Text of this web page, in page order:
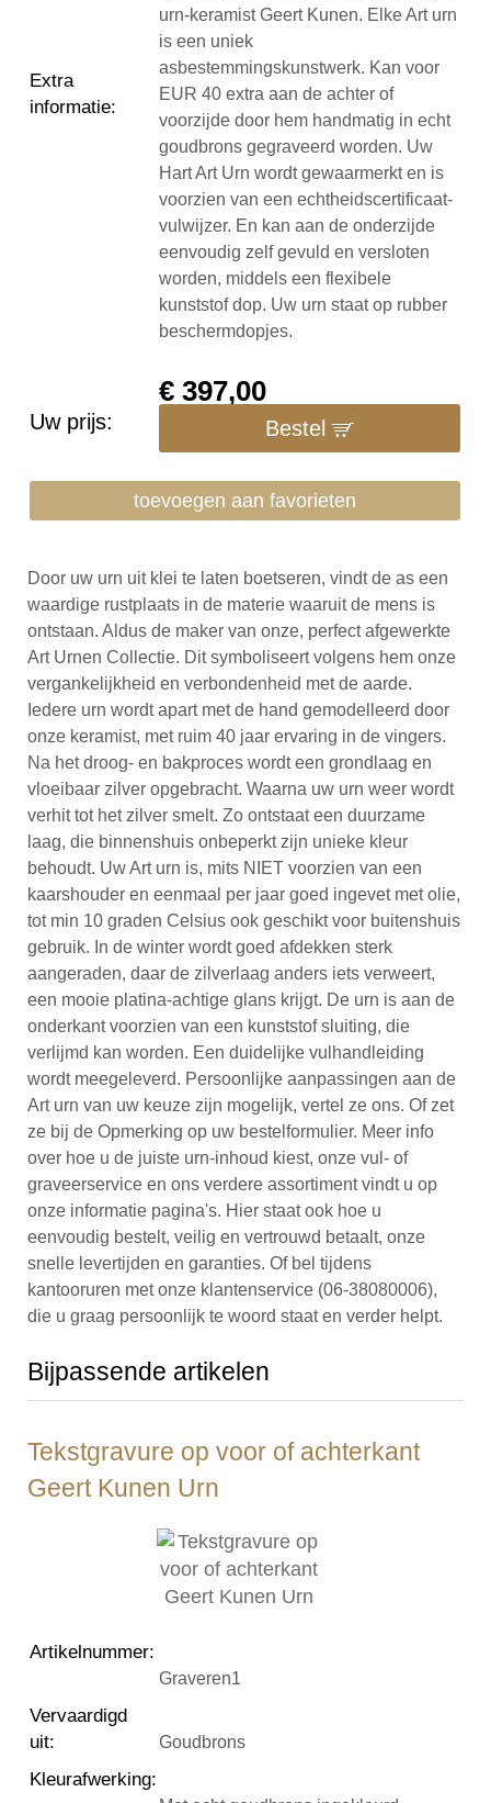
Extra
informatie:
urn-keramist Geert Kunen. Elke Art urn
is een uniek
asbestemmingskunstwerk. Kan voor
EUR 40 extra aan de achter of
voorzijde door hem handmatig in echt
goudbrons gegraveerd worden. Uw
Hart Art Urn wordt gewaarmerkt en is
voorzien van een echtheidscertificaat-
vulwijzer. En kan aan de onderzijde
eenvoudig zelf gevuld en versloten
worden, middels een flexibele
kunststof dop. Uw urn staat op rubber
beschermdopjes.
Uw prijs:
€397,00
Bestel
toevoegen aan favorieten
Door uw urn uit klei te laten boetseren, vindt de as een
waardige rustplaats in de materie waaruit de mens is
ontstaan. Aldus de maker van onze, perfect afgewerkte
Art Urnen Collectie. Dit symboliseert volgens hem onze
vergankelijkheid en verbondenheid met de aarde.
Iedere urn wordt apart met de hand gemodelleerd door
onze keramist, met ruim 40 jaar ervaring in de vingers.
Na het droog- en bakproces wordt een grondlaag en
vloeibaar zilver opgebracht. Waarna uw urn weer wordt
verhit tot het zilver smelt. Zo ontstaat een duurzame
laag, die binnenshuis onbeperkt zijn unieke kleur
behoudt. Uw Art urn is, mits NIET voorzien van een
kaarshouder en eenmaal per jaar goed ingevet met olie,
tot min 10 graden Celsius ook geschikt voor buitenshuis
gebruik. In de winter wordt goed afdekken sterk
aangeraden, daar de zilverlaag anders iets verweert,
een mooie platina-achtige glans krijgt. De urn is aan de
onderkant voorzien van een kunststof sluiting, die
verlijmd kan worden. Een duidelijke vulhandleiding
wordt meegeleverd. Persoonlijke aanpassingen aan de
Art urn van uw keuze zijn mogelijk, vertel ze ons. Of zet
ze bij de Opmerking op uw bestelformulier. Meer info
over hoe u de juiste urn-inhoud kiest, onze vul- of
graveerservice en ons verdere assortiment vindt u op
onze informatie pagina's. Hier staat ook hoe u
eenvoudig bestelt, veilig en vertrouwd betaalt, onze
snelle levertijden en garanties. Of bel tijdens
kantooruren met onze klantenservice (06-38080006),
die u graag persoonlijk te woord staat en verder helpt.
Bijpassende artikelen
Tekstgravure op voor of achterkant
Geert Kunen Urn
Artikelnummer:
Graveren1
Vervaardigd
uit: Goudbrons
Kleurafwerking: